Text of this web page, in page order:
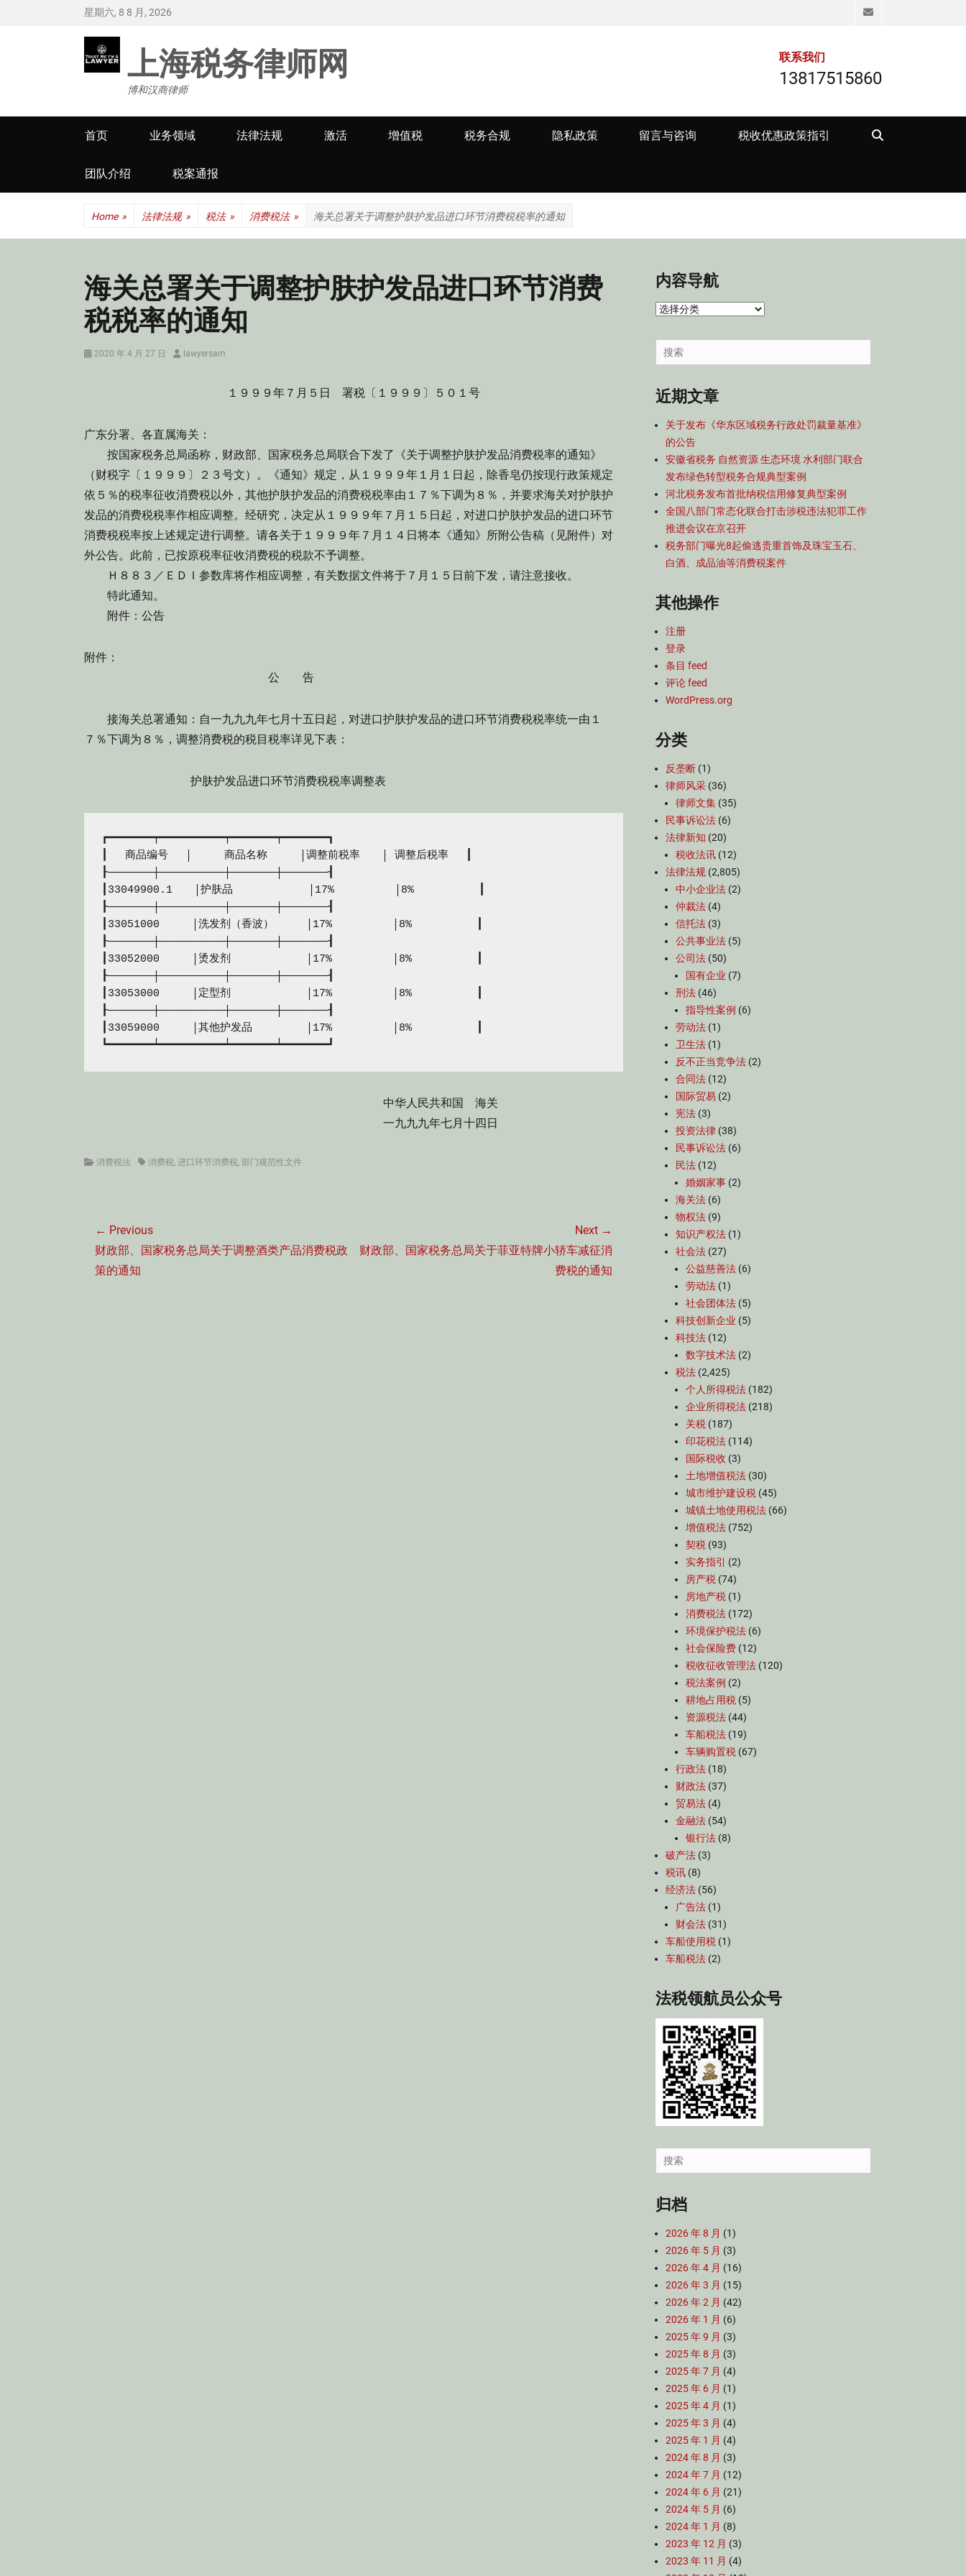
星期六, 8 8 月, 2026 Email
上海税务律师网
博和汉商律师
联系我们
13817515860
Primary
menu
首页 业务领域 法律法规 激活 增值税 税务合规 隐私政策 留言与咨询 税收优惠政策指引
团队介绍 税案通报
Home » 法律法规 » 税法 » 消费税法 » 海关总署关于调整护肤护发品进口环节消费税税率的通知
海关总署关于调整护肤护发品进口环节消费
税税率的通知
Posted
2020 年 4 月 27 日 Authorlawyersam
１９９９年７月５日 署税〔１９９９〕５０１号
广东分署、各直属海关：
按国家税务总局函称，财政部、国家税务总局联合下发了《关于调整护肤护发品消费税率的通知》
（财税字〔１９９９〕２３号文）。《通知》规定，从１９９９年１月１日起，除香皂仍按现行政策规定
依５％的税率征收消费税以外，其他护肤护发品的消费税税率由１７％下调为８％，并要求海关对护肤护
发品的消费税税率作相应调整。经研究，决定从１９９９年７月１５日起，对进口护肤护发品的进口环节
消费税税率按上述规定进行调整。请各关于１９９９年７月１４日将本《通知》所附公告稿（见附件）对
外公告。此前，已按原税率征收消费税的税款不予调整。
Ｈ８８３／ＥＤＩ参数库将作相应调整，有关数据文件将于７月１５日前下发，请注意接收。
特此通知。
附件：公告
附件：
公 告
接海关总署通知：自一九九九年七月十五日起，对进口护肤护发品的进口环节消费税税率统一由１
７％下调为８％，调整消费税的税目税率详见下表：
护肤护发品进口环节消费税税率调整表
┏━━━━━━━┯━━━━━━━━━━┯━━━━━━━┯━━━━━━━┓
┃　 商品编号　 │　　　商品名称　　　│调整前税率　　│ 调整后税率　 ┃
┠───────┼──────────┼───────┼───────┨
┃33049900.1　　│护肤品　　　　　　　│17%　　　　　 │8%　　　　　　┃
┠───────┼──────────┼───────┼───────┨
┃33051000　　　│洗发剂（香波）　　　│17%　　　　　 │8%　　　　　　┃
┠───────┼──────────┼───────┼───────┨
┃33052000　　　│烫发剂　　　　　　　│17%　　　　　 │8%　　　　　　┃
┠───────┼──────────┼───────┼───────┨
┃33053000　　　│定型剂　　　　　　　│17%　　　　　 │8%　　　　　　┃
┠───────┼──────────┼───────┼───────┨
┃33059000　　　│其他护发品　　　　　│17%　　　　　 │8%　　　　　　┃
┗━━━━━━━┷━━━━━━━━━━┷━━━━━━━┷━━━━━━━┛
中华人民共和国 海关
一九九九年七月十四日
Categories
消费税法 Tags消费税, 进口环节消费税, 部门规范性文件
章
导
航
← Previous
Previous
post:
财政部、国家税务总局关于调整酒类产品消费税政
策的通知
Next →
Next
财政部、国家税务总局关于菲亚特牌小轿车减征消
费税的通知
内容导航
内
导
航
Search
for:
近期文章
关于发布《华东区域税务行政处罚裁量基准》
的公告
安徽省税务 自然资源 生态环境 水利部门联合
发布绿色转型税务合规典型案例
河北税务发布首批纳税信用修复典型案例
全国八部门常态化联合打击涉税违法犯罪工作
推进会议在京召开
税务部门曝光8起偷逃贵重首饰及珠宝玉石、
白酒、成品油等消费税案件
其他操作
注册
登录
条目 feed
评论 feed
WordPress.org
分类
反垄断 (1)
律师风采 (36)
律师文集 (35)
民事诉讼法 (6)
法律新知 (20)
税收法讯 (12)
法律法规 (2,805)
中小企业法 (2)
仲裁法 (4)
信托法 (3)
公共事业法 (5)
公司法 (50)
国有企业 (7)
刑法 (46)
指导性案例 (6)
劳动法 (1)
卫生法 (1)
反不正当竞争法 (2)
合同法 (12)
国际贸易 (2)
宪法 (3)
投资法律 (38)
民事诉讼法 (6)
民法 (12)
婚姻家事 (2)
海关法 (6)
物权法 (9)
知识产权法 (1)
社会法 (27)
公益慈善法 (6)
劳动法 (1)
社会团体法 (5)
科技创新企业 (5)
科技法 (12)
数字技术法 (2)
税法 (2,425)
个人所得税法 (182)
企业所得税法 (218)
关税 (187)
印花税法 (114)
国际税收 (3)
土地增值税法 (30)
城市维护建设税 (45)
城镇土地使用税法 (66)
增值税法 (752)
契税 (93)
实务指引
(2)
房产税 (74)
房地产税 (1)
消费税法 (172)
环境保护税法 (6)
社会保险费 (12)
税收征收管理法 (120)
税法案例 (2)
耕地占用税 (5)
资源税法 (44)
车船税法 (19)
车辆购置税 (67)
行政法 (18)
财政法 (37)
贸易法 (4)
金融法 (54)
银行法 (8)
破产法 (3)
税讯 (8)
经济法 (56)
广告法 (1)
财会法 (31)
车船使用税 (1)
车船税法 (2)
法税领航员公众号
Search
for:
归档
2026 年 8 月 (1)
2026 年 5 月 (3)
2026 年 4 月 (16)
2026 年 3 月 (15)
2026 年 2 月 (42)
2026 年 1 月 (6)
2025 年 9 月 (3)
2025 年 8 月 (3)
2025 年 7 月 (4)
2025 年 6 月 (1)
2025 年 4 月 (1)
2025 年 3 月 (4)
2025 年 1 月 (4)
2024 年 8 月 (3)
2024 年 7 月 (12)
2024 年 6 月 (21)
2024 年 5 月 (6)
2024 年 1 月 (8)
2023 年 12 月 (3)
2023 年 11 月 (4)